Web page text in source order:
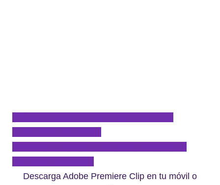
Descarga Adobe Premiere Clip en tu móvil o